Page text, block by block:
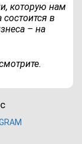
которую нам
в
– на